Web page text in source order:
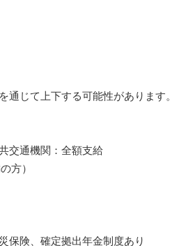
じて上下する可能性があります。
交通機関：全額支給
方）
保険、確定拠出年金制度あり